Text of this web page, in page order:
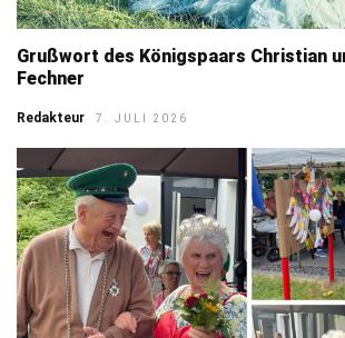
Grußwort des Königspaars Christian
Fechner
Redakteur 7. JULI 2026